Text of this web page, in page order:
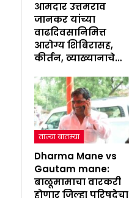
आमदार उत्तमराव
जानकर यांच्या
वाढदिवसानिमित्त
आरोग्य शिबिरासह,
कीर्तन, व्याख्यानाचे…
ताज्या बातम्या
Dharma Mane vs
Gautam mane:
बाळूमामाचा वारकरी
होणार जिल्हा परिषदेचा